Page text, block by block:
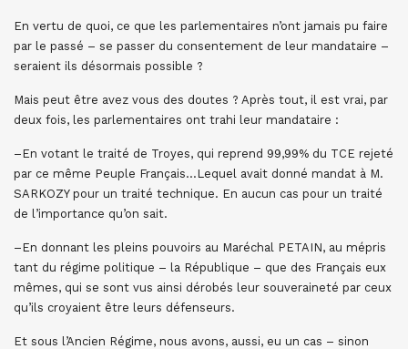
En vertu de quoi, ce que les parlementaires n’ont jamais pu faire
par le passé – se passer du consentement de leur mandataire –
seraient ils désormais possible ?
Mais peut être avez vous des doutes ? Après tout, il est vrai, par
deux fois, les parlementaires ont trahi leur mandataire :
–En votant le traité de Troyes, qui reprend 99,99% du TCE rejeté
par ce même Peuple Français…Lequel avait donné mandat à M.
SARKOZY pour un traité technique. En aucun cas pour un traité
de l’importance qu’on sait.
–En donnant les pleins pouvoirs au Maréchal PETAIN, au mépris
tant du régime politique – la République – que des Français eux
mêmes, qui se sont vus ainsi dérobés leur souveraineté par ceux
qu’ils croyaient être leurs défenseurs.
Et sous l’Ancien Régime, nous avons, aussi, eu un cas – sinon